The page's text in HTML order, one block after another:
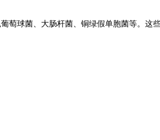
萄球菌、大肠杆菌、铜绿假单胞菌等。